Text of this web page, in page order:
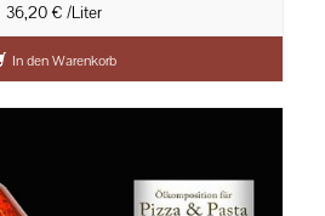
36,20 € /Liter
In den Warenkorb